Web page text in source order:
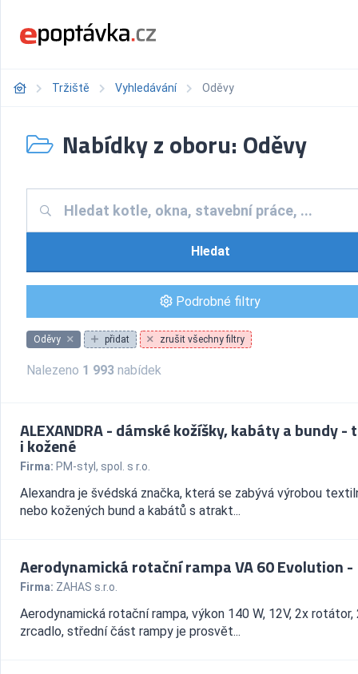
Tržiště Vyhledávání Oděvy
Nabídky z oboru: Oděvy
Hledat
Podrobné filtry
Oděvy přidat zrušit všechny filtry
Nalezeno 1 993 nabídek
ALEXANDRA - dámské kožíšky, kabáty a bundy -
i kožené
Firma: PM-styl, spol. s r.o.
Alexandra je švédská značka, která se zabývá výrobou
nebo kožených bund a kabátů s atrakt...
Aerodynamická rotační rampa VA 60 Evolution -
Firma: ZAHAS s.r.o.
Aerodynamická rotační rampa, výkon 140 W, 12V, 2x rotátor,
zrcadlo, střední část rampy je prosvět...